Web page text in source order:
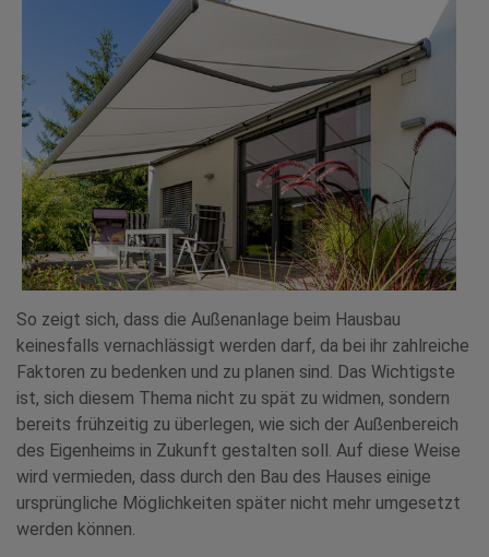
So zeigt sich, dass die Außenanlage beim Hausbau
keinesfalls vernachlässigt werden darf, da bei ihr zahlreiche
Faktoren zu bedenken und zu planen sind. Das Wichtigste
ist, sich diesem Thema nicht zu spät zu widmen, sondern
bereits frühzeitig zu überlegen, wie sich der Außenbereich
des Eigenheims in Zukunft gestalten soll. Auf diese Weise
wird vermieden, dass durch den Bau des Hauses einige
ursprüngliche Möglichkeiten später nicht mehr umgesetzt
werden können.